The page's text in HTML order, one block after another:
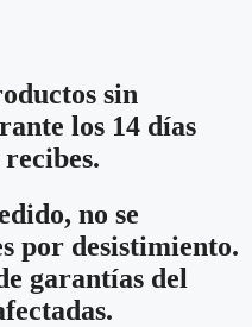
sin
los 14 días
no se
por desistimiento.
garantías del